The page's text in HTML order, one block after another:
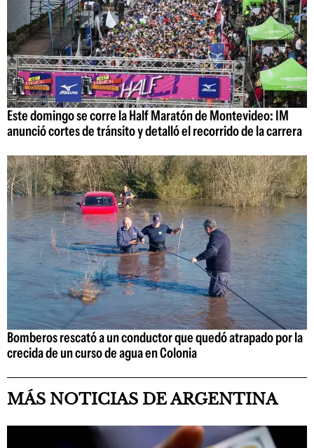
Este domingo se corre la Half Maratón de Montevideo: IM
anunció cortes de tránsito y detalló el recorrido de la carrera
Bomberos rescató a un conductor que quedó atrapado por la
crecida de un curso de agua en Colonia
MÁS NOTICIAS DE ARGENTINA